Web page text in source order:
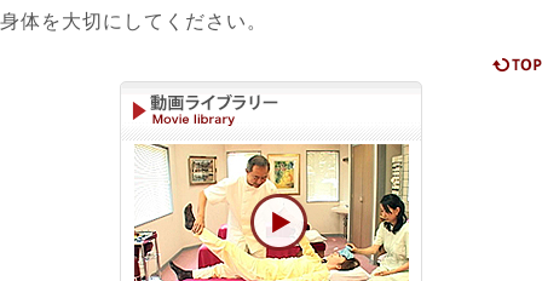
身体を大切にしてください。